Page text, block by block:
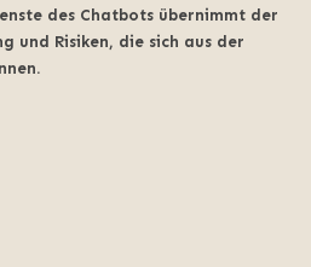
des Chatbots übernimmt der
und Risiken, die sich aus der